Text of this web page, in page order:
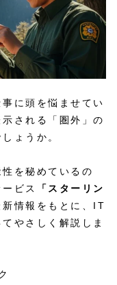
に頭を悩ませてい
される「圏外」の
ょうか。
を秘めているの
ビス
「スターリン
情報をもとに、IT
やさしく解説しま